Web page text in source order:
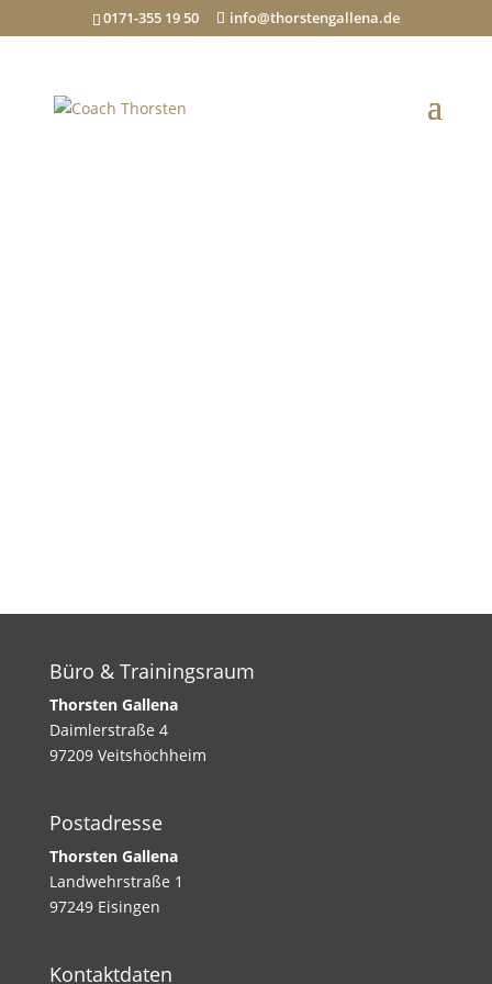
0171-355 19 50 info@thorstengallena.de
Büro & Trainingsraum
Thorsten Gallena
Daimlerstraße 4
97209 Veitshöchheim
Postadresse
Thorsten Gallena
Landwehrstraße 1
97249 Eisingen
Kontaktdaten